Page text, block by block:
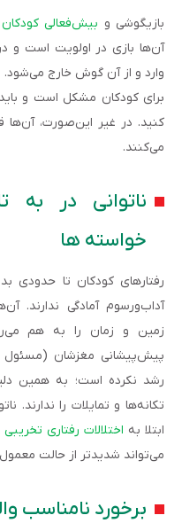
بازیگوشی و بیش‌فعالی کودکان
آن‌ها بازی در اولویت است و
وارد و از آن گوش خارج می‌شود.
برای کودکان مشکل است و باید
کنید. در غیر این‌صورت، آن‌ها
می‌کنند.
ناتوانی در به
خواسته ها
رفتارهای کودکان تا حدودی
آداب‌ورسوم آمادگی ندارند.
زمین و زمان را به هم
پیش‌پیشانی مغزشان (مسئول
رشد نکرده است؛ به همین
تکانه‌ها و تمایلات را ندارند.
ابتلا به اختلالات رفتاری تخریبی
می‌تواند شدیدتر از حالت
برخورد نامناسب